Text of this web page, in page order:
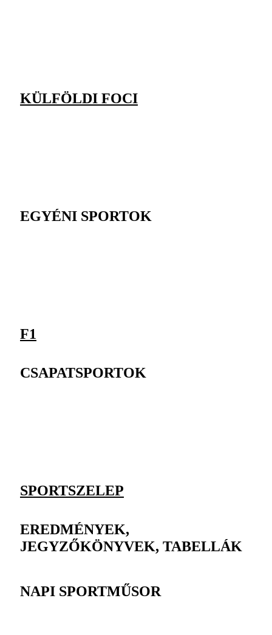
KÜLFÖLDI FOCI
EGYÉNI SPORTOK
F1
CSAPATSPORTOK
SPORTSZELEP
EREDMÉNYEK,
JEGYZŐKÖNYVEK, TABELLÁK
NAPI SPORTMŰSOR